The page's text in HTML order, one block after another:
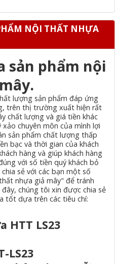
NỘI THẤT NHỰA
sản phẩm nội
lượng sản phẩm đáp ứng
trên thị trường xuất hiện rất
chất lượng và giá tiền khác
chuyên môn của mình lợi
sản phẩm chất lượng thấp
bạc và thời gian của khách
hàng và giúp khách hàng
với số tiền quý khách bỏ
sẻ với các bạn một số
nhựa giả mây" để tránh
chúng tôi xin được chia sẻ
tốt dựa trên các tiêu chí:
LS23